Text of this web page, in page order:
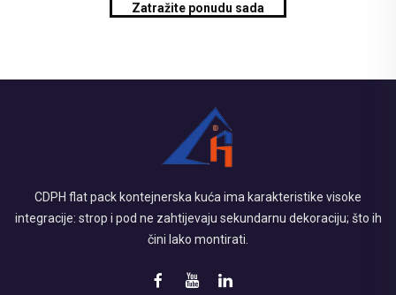
Zatražite ponudu sada
CDPH flat pack kontejnerska kuća ima karakteristike visoke
integracije: strop i pod ne zahtijevaju sekundarnu dekoraciju; što ih
čini lako montirati.